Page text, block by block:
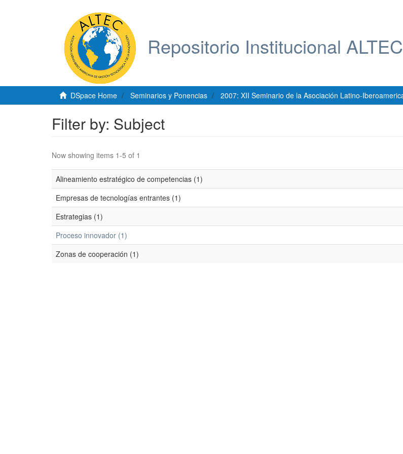
Repositorio Institucional ALTEC
DSpace Home Seminarios y Ponencias 2007: XII Seminario de la Asociación Latino-
Filter by: Subject
Now showing items 1-5 of 1
Alineamiento estratégico de competencias (1)
Empresas de tecnologías entrantes (1)
Estrategias (1)
Proceso innovador (1)
Zonas de cooperación (1)